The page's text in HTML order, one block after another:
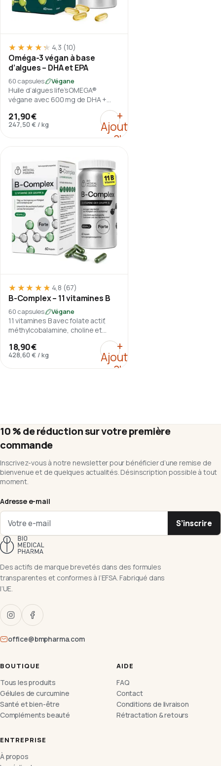
★★★★★
★★★★★ 4,3 (10)
Oméga-3 végan à base
d’algues – DHA et EPA
60 capsules Végane
Huile d’algues life’sOMEGA®
végane avec 600 mg de DHA +
200 mg d’EPA par dose journalière.
21,90 €
247,50 € /kg
+
Ajouter
au
panier
:Oméga-3 végan à
★★★★★
★★★★★ 4,8 (67)
B-Complex – 11 vitamines B
60 capsules Végane
11 vitamines B avec folate actif,
méthylcobalamine, choline et
18,90 €
428,60 € /kg
+
Ajouter
au
:B-Complex – 11
10 % de réduction sur votre première
commande
Inscrivez-vous à notre newsletter pour bénéficier d’une remise de
bienvenue et de quelques actualités. Désinscription possible à tout
moment.
Adresse e-mail
S’inscrire
Des actifs de marque brevetés dans des formules
transparentes et conformes à l’EFSA. Fabriqué dans
l’UE.
office@bmpharma.com
BOUTIQUE
Tous les produits
Gélules de curcumine
Santé et bien-être
Compléments beauté
AIDE
FAQ
Contact
Conditions de livraison
Rétractation & retours
ENTREPRISE
À propos